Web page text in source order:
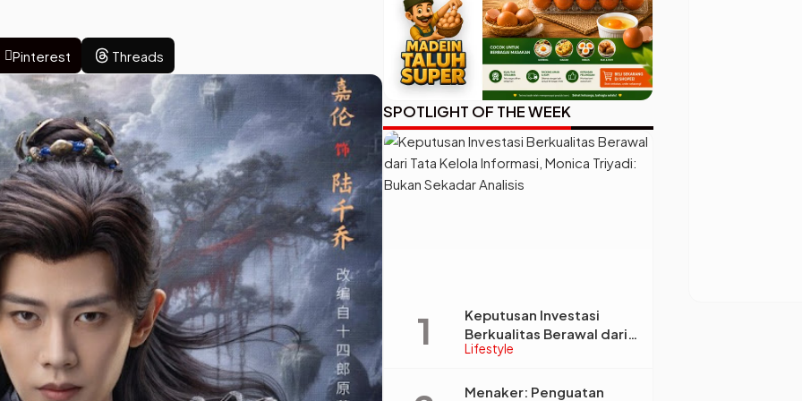
Pinterest Threads
SPOTLIGHT OF THE WEEK
Lifestyle
Keputusan Investasi
Berkualitas Berawal dari
Tata Kelola Informasi,
Sekadar Analisis
Menaker: Penguatan